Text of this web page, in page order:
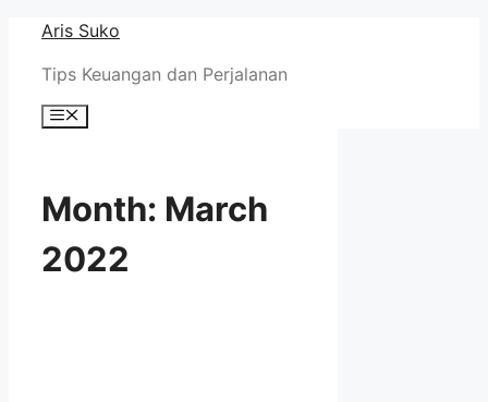
Skip
content
Aris Suko
Tips Keuangan dan Perjalanan
Menu
Month: March
2022